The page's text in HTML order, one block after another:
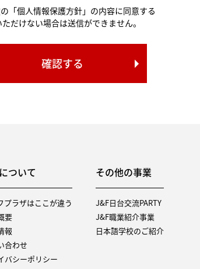
「個人情報保護方針」の内容に同意する
だけない場合は送信ができません。
ついて
プラザはここが違う
要
報
合わせ
バシーポリシー
その他の事業
J&F日台交流PARTY
J&F職業紹介事業
日本語学校のご紹介